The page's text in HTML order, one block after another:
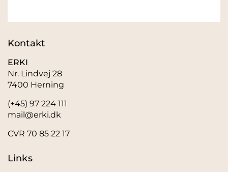
Kontakt
ERKI
Nr. Lindvej 28
7400 Herning
(+45) 97 224 111
mail@erki.dk
CVR 70 85 22 17
Links